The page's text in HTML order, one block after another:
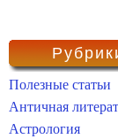
Полезные статьи
Античная
Астрология